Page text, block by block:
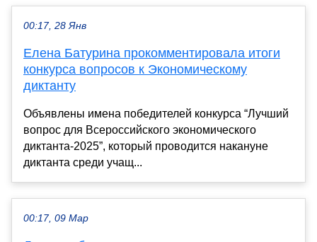
00:17, 28 Янв
Елена Батурина прокомментировала итоги
конкурса вопросов к Экономическому
диктанту
Объявлены имена победителей конкурса “Лучший
вопрос для Всероссийского экономического
диктанта-2025”, который проводится накануне
диктанта среди учащ...
00:17, 09 Мар